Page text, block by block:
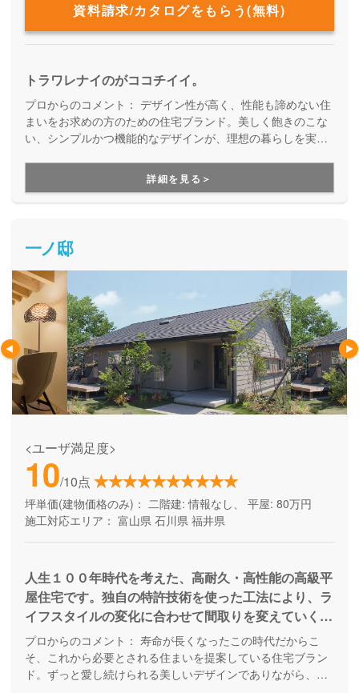
資料請求/カタログをもらう(無料)
トラワレナイのがココチイイ。
プロからのコメント： デザイン性が高く、性能も諦めない住
まいをお求めの方のための住宅ブランド。美しく飽きのこな
い、シンプルかつ機能的なデザインが、理想の暮らしを実現
詳細を見る＞
一ノ邸
<ユーザ満足度>
10/10点
坪単価(建物価格のみ)： 二階建: 情報なし、 平屋: 80万円
施工対応エリア： 富山県 石川県 福井県
人生１００年時代を考えた、高耐久・高性能の高級平
屋住宅です。独自の特許技術を使った工法により、ラ
イフスタイルの変化に合わせて間取りを変えていくこ
とができます。『一ノ邸』を継承したモデル『二ノ
邸』は、一部を２階建てにする平屋プラスの家。将来
を見据えて 1 階で生活することを基本設計としなが
プロからのコメント： 寿命が長くなったこの時代だからこ
そ、これから必要とされる住まいを提案している住宅ブラン
ド。ずっと愛し続けられる美しいデザインでありながら、高